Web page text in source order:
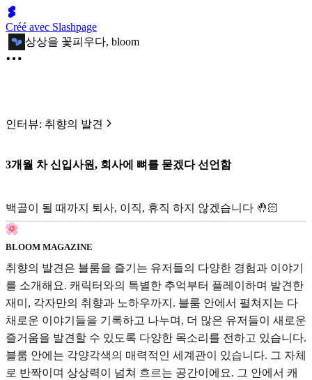
Créé avec Slashpage
상상을 꽃피우다, bloom
인터뷰: 취향의 발견
3개월 차 신입사원, 회사에 뼈를 묻겠다 선언함
백골이 될 때까지 퇴사, 이직, 휴직 하지 않겠습니다 🤚🏻
BLOOM MAGAZINE
취향의 발견은 블룸을 즐기는 유저들의 다양한 경험과 이야기
를 소개해요. 캐릭터와의 특별한 추억부터 플레이하며 발견한
재미, 각자만의 취향과 노하우까지. 블룸 안에서 펼쳐지는 다
채로운 이야기들을 기록하고 나누며, 더 많은 유저들이 새로운
즐거움을 발견할 수 있도록 다양한 목소리를 전하고 있습니다.
블룸 안에는 각양각색의 매력적인 세계관이 있습니다. 그 자체
로 반짝이며 상상력이 넘쳐 흐르는 공간이에요. 그 안에서 캐